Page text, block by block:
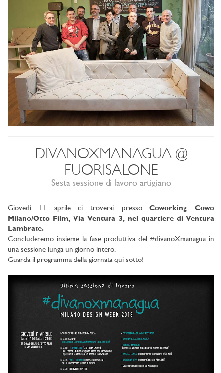
DIVANOXMANAGUA @
FUORISALONE
Sesta sessione di lavoro artigiano
Giovedì 11 aprile ci troverai presso Coworking Cowo
Milano/Otto Film, Via Ventura 3, nel quartiere di Ventura
Lambrate.
Concluderemo insieme la fase produttiva del #divanoXmanagua in
una sessione lunga un giorno intero.
Guarda il programma della giornata qui sotto!